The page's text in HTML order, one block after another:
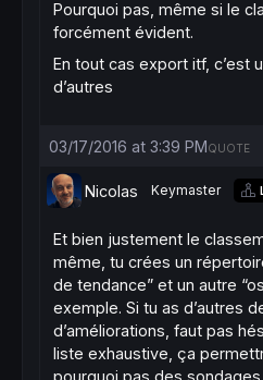
Pourquoi pas, même si le
forcément évident.
En tout cas export itf, c’est
d’autres
03/17/2016 at 3:39 PMQUOTE
Nicolas Keymaster
Et bien justement le
même, tu crées un
de tendance” et un autre
exemple. Si tu as d’autres
d’améliorations, faut pas
liste exhaustive, ça
pourquoi pas des